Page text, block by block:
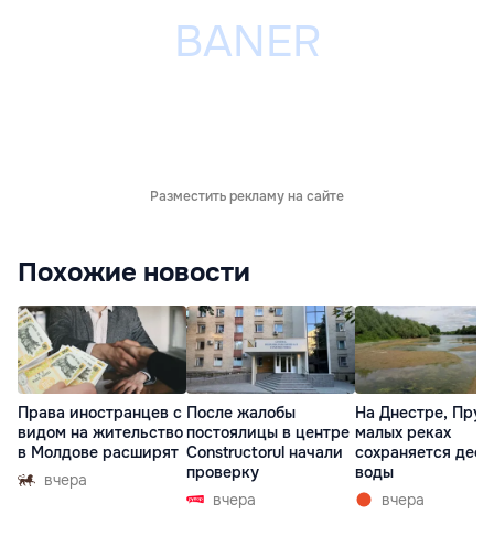
Разместить рекламу на сайте
Похожие новости
Права иностранцев с
видом на жительство
в Молдове расширят
вчера
После жалобы
постоялицы в центре
Constructorul начали
проверку
вчера
На Днестре,
малых реках
сохраняется
воды
вчера